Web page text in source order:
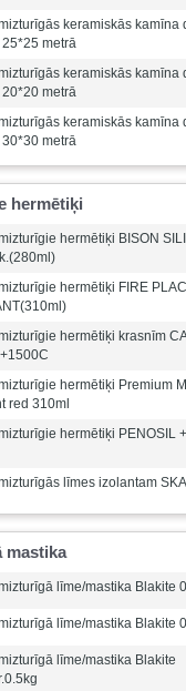
keramiskās kamīna
metrā
keramiskās kamīna
metrā
keramiskās kamīna
metrā
hermētiķi
hermētiķi BISON
hermētiķi FIRE
hermētiķi krasnīm
hermētiķi Premium
red 310ml
hermētiķi PENOSIL
līmes izolantam
mastika
līme/mastika Blakite
līme/mastika Blakite
līme/mastika Blakite